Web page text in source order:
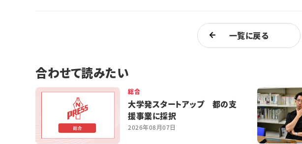
一覧に戻る
合わせて読みたい
総合
大学発スタートアップ 都の支
援事業に採択
2026年08月07日